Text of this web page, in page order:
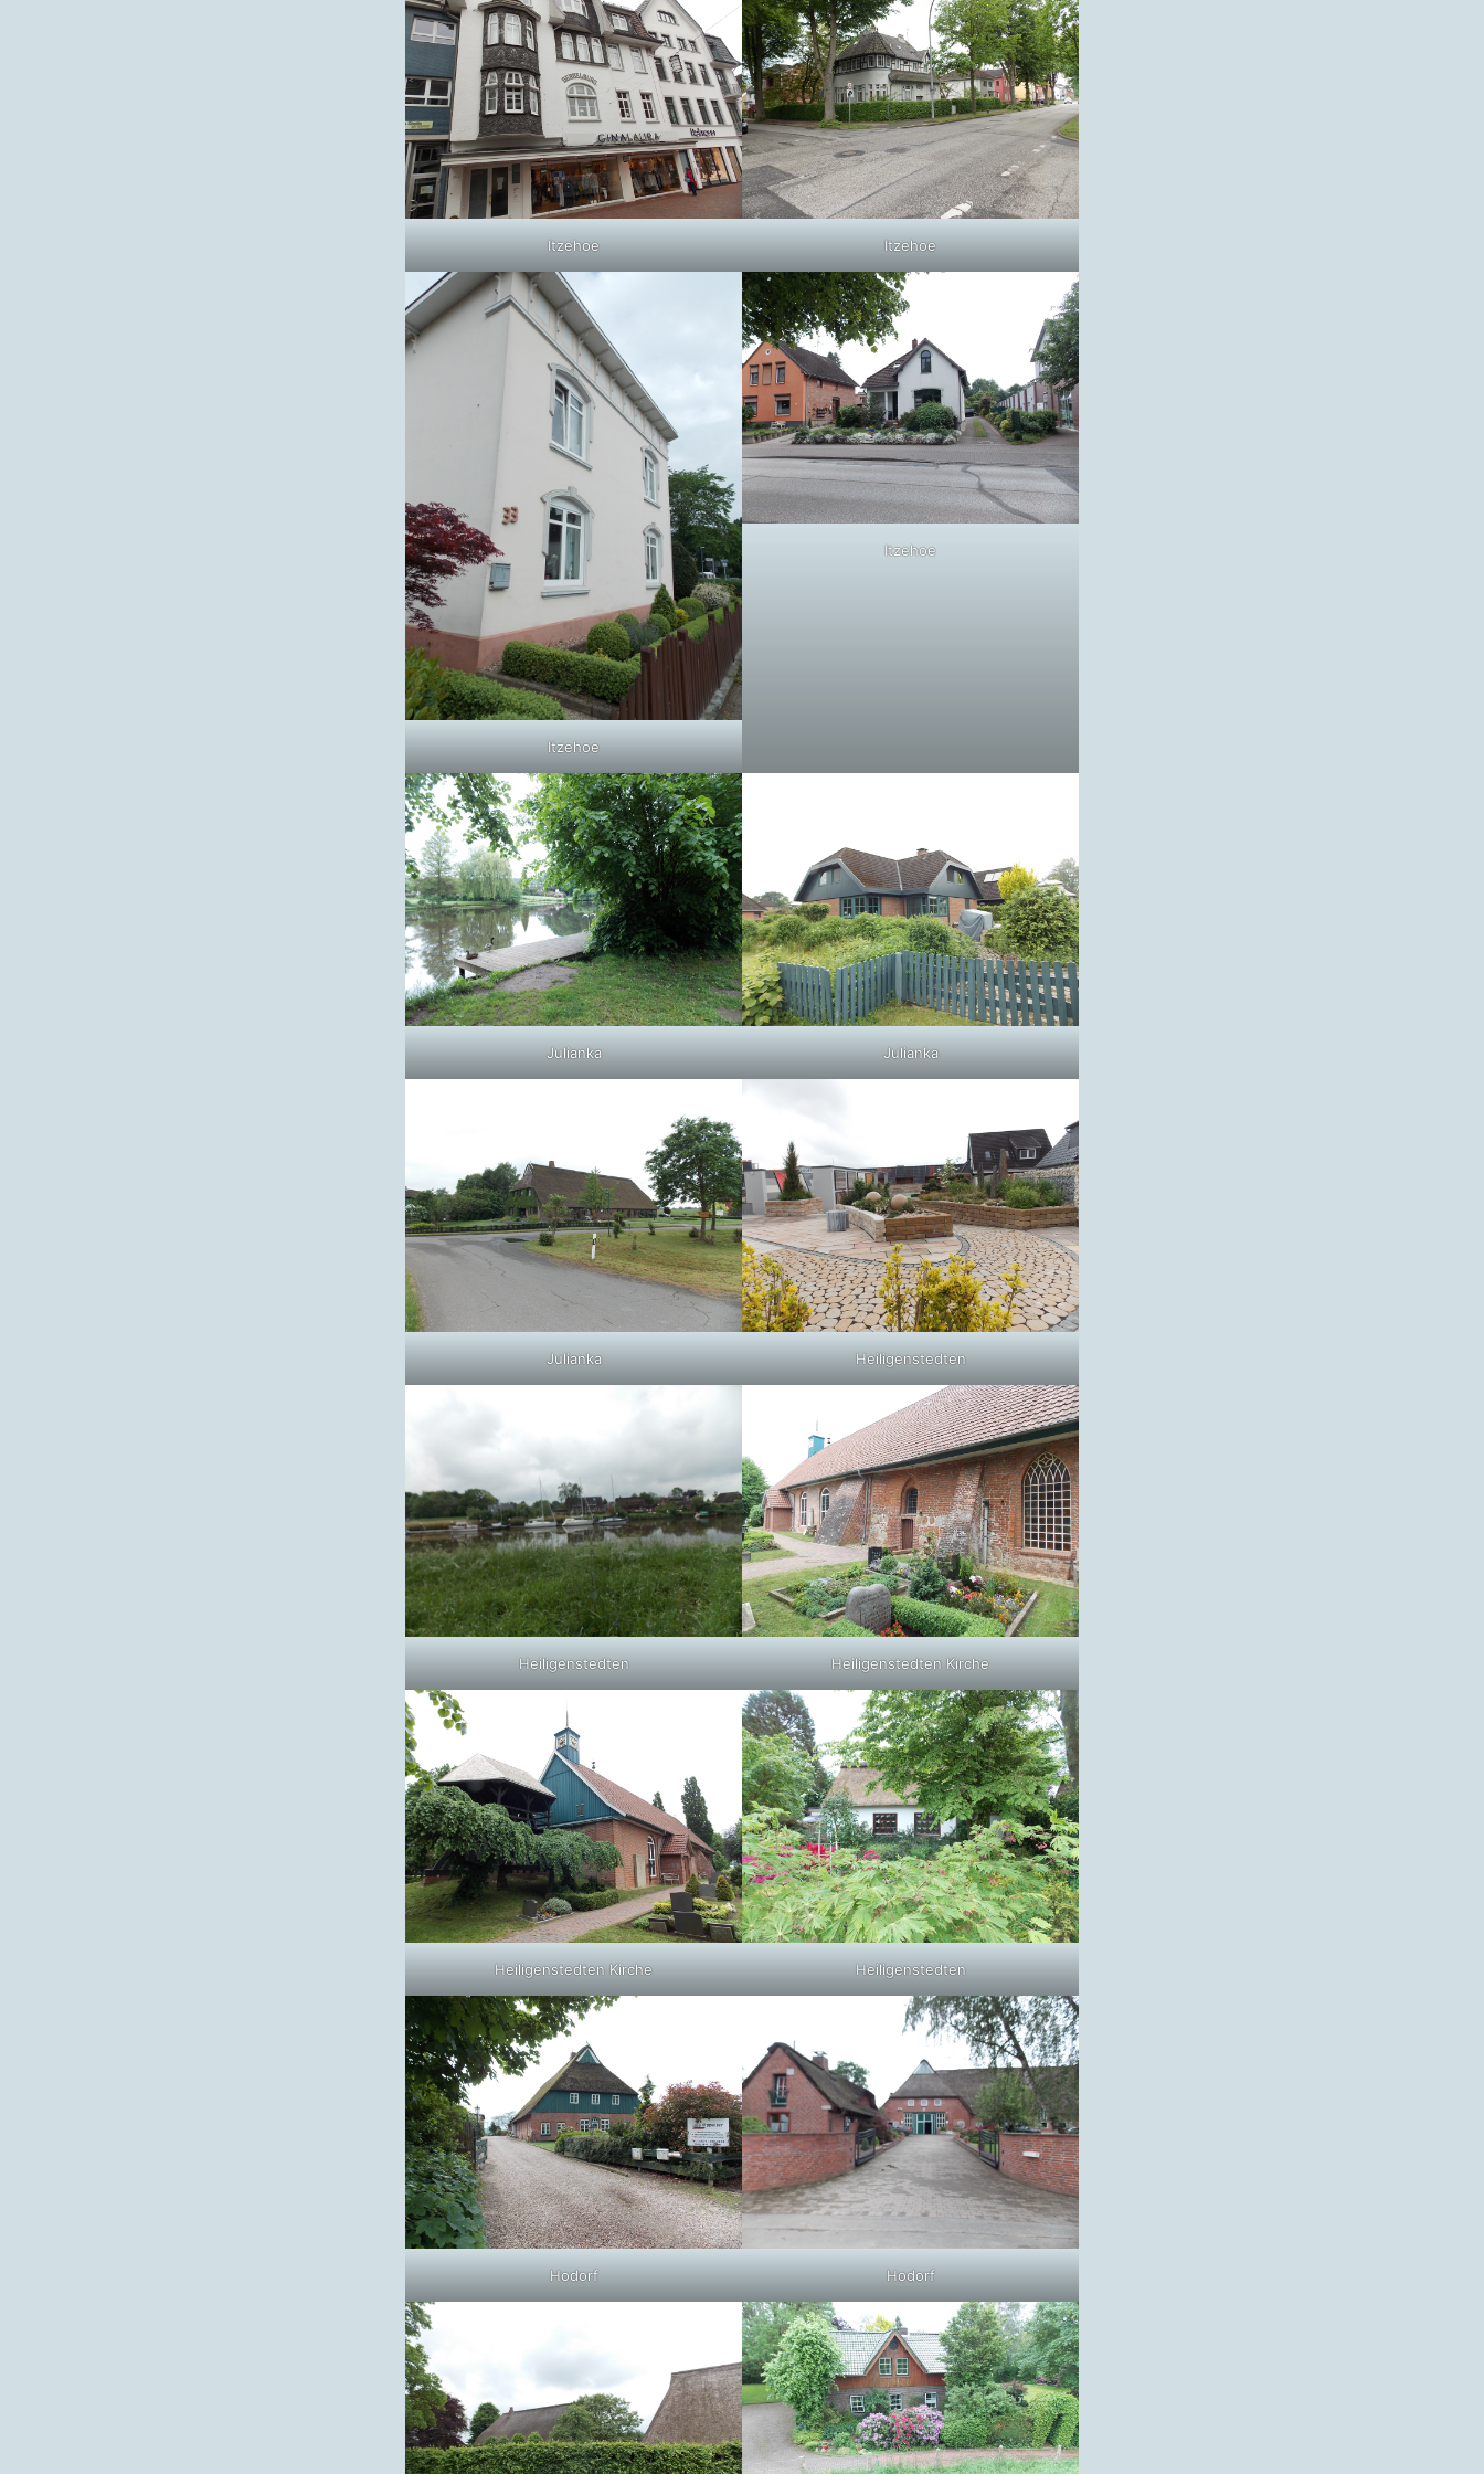
Itzehoe Itzehoe
Itzehoe
Itzehoe
Julianka Julianka
Julianka Heiligenstedten
Heiligenstedten Heiligenstedten Kirche
Heiligenstedten Kirche Heiligenstedten
Hodorf Hodorf